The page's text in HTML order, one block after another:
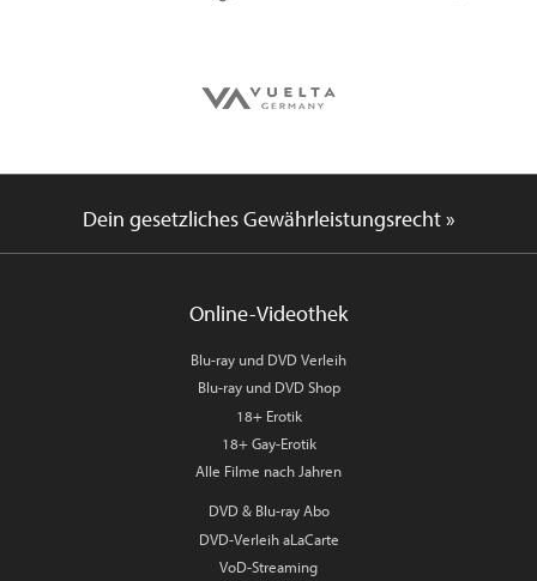
Dein gesetzliches Gewährleistungsrecht »
Online-Videothek
Blu-ray und DVD Verleih
Blu-ray und DVD Shop
18+ Erotik
18+ Gay-Erotik
Alle Filme nach Jahren
DVD & Blu-ray Abo
DVD-Verleih aLaCarte
VoD-Streaming